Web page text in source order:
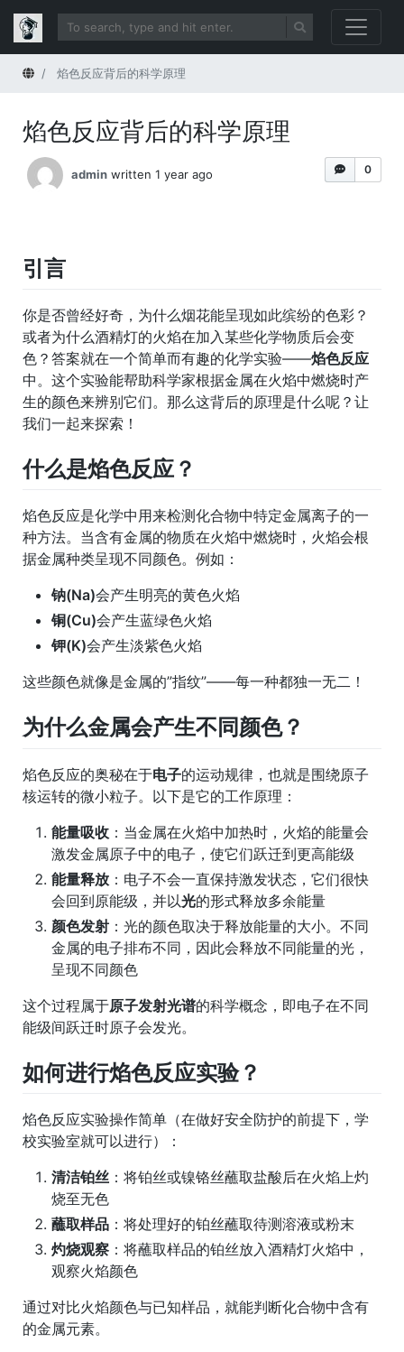
Home焰色反应背后的科学原理
焰色反应背后的科学原理
0
admin written 1 year ago
引言
你是否曾经好奇，为什么烟花能呈现如此缤纷的色彩？
或者为什么酒精灯的火焰在加入某些化学物质后会变
色？答案就在一个简单而有趣的化学实验——焰色反应
中。这个实验能帮助科学家根据金属在火焰中燃烧时产
生的颜色来辨别它们。那么这背后的原理是什么呢？让
我们一起来探索！
什么是焰色反应？
焰色反应是化学中用来检测化合物中特定金属离子的一
种方法。当含有金属的物质在火焰中燃烧时，火焰会根
据金属种类呈现不同颜色。例如：
钠(Na)会产生明亮的黄色火焰
铜(Cu)会产生蓝绿色火焰
钾(K)会产生淡紫色火焰
这些颜色就像是金属的”指纹”——每一种都独一无二！
为什么金属会产生不同颜色？
焰色反应的奥秘在于电子的运动规律，也就是围绕原子
核运转的微小粒子。以下是它的工作原理：
能量吸收 ：当金属在火焰中加热时，火焰的能量会
激发金属原子中的电子，使它们跃迁到更高能级
能量释放 ：电子不会一直保持激发状态，它们很快
会回到原能级，并以光的形式释放多余能量
颜色发射 ：光的颜色取决于释放能量的大小。不同
金属的电子排布不同，因此会释放不同能量的光，
呈现不同颜色
这个过程属于原子发射光谱的科学概念，即电子在不同
能级间跃迁时原子会发光。
如何进行焰色反应实验？
焰色反应实验操作简单（在做好安全防护的前提下，学
校实验室就可以进行）：
清洁铂丝 ：将铂丝或镍铬丝蘸取盐酸后在火焰上灼
烧至无色
蘸取样品 ：将处理好的铂丝蘸取待测溶液或粉末
灼烧观察 ：将蘸取样品的铂丝放入酒精灯火焰中，
观察火焰颜色
通过对比火焰颜色与已知样品，就能判断化合物中含有
的金属元素。